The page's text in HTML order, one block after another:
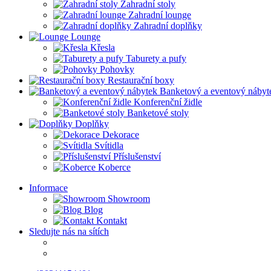
Zahradní stoly
Zahradní lounge
Zahradní doplňky
Lounge
Křesla
Taburety a pufy
Pohovky
Restaurační boxy
Banketový a eventový
Konferenční židle
Banketové stoly
Doplňky
Dekorace
Svítidla
Příslušenství
Koberce
Informace
Showroom
Blog
Kontakt
Sledujte nás na sítích